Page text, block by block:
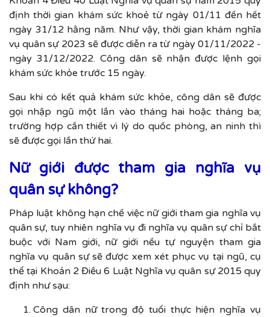
định thời gian khám sức khoẻ từ ngày 01/11 đến hết
ngày 31/12 hằng năm. Như vậy, thời gian khám nghĩa
vụ quân sự 2023 sẽ được diễn ra từ ngày 01/11/2022 -
ngày 31/12/2022. Công dân sẽ nhận được lệnh gọi
khám sức khỏe trước 15 ngày.
Sau khi có kết quả khám sức khỏe, công dân sẽ được
gọi nhập ngũ một lần vào tháng hai hoặc tháng ba;
trường hợp cần thiết vì lý do quốc phòng, an ninh thì
sẽ được gọi lần thứ hai.
Nữ giới được tham gia nghĩa vụ
quân sự không?
Pháp luật không hạn chế việc nữ giới tham gia nghĩa vụ
quân sự, tuy nhiên nghĩa vụ đi nghĩa vụ quân sự chỉ bắt
buộc với Nam giới, nữ giới nếu tự nguyện tham gia
nghĩa vụ quân sự sẽ được xem xét phục vụ tại ngũ, cụ
thể tại Khoản 2 Điều 6 Luật Nghĩa vụ quân sự 2015 quy
định như sạu:
Công dân nữ trong độ tuổi thực hiện nghĩa vụ